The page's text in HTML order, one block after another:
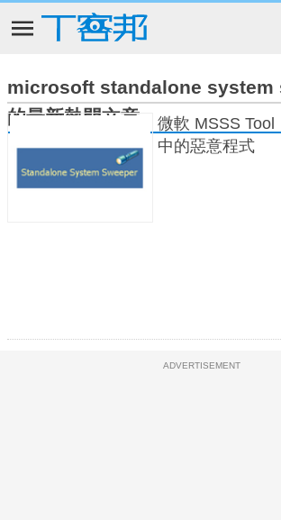
microsoft standalone system
的最新熱門文章
微軟 MSSS Tool
中的惡意程式
ADVERTISEMENT